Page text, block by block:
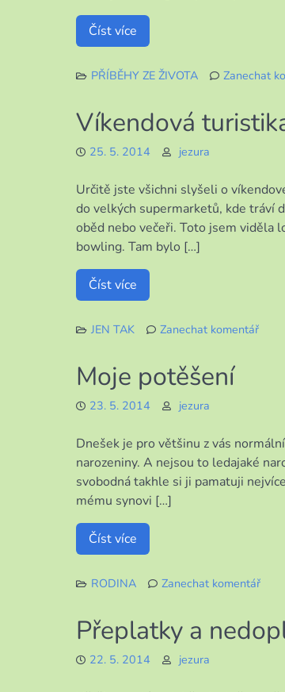
Číst více
PŘÍBĚHY ZE ŽIVOTA
Zanechat
Víkendová
25. 5. 2014 jezura
Určitě jste všichni slyšeli o
do velkých supermarketů, kde tráví
oběd nebo večeři. Toto jsem viděla
bowling. Tam bylo […]
Číst více
JEN TAK
Zanechat komentář
Moje potěšení
23. 5. 2014 jezura
Dnešek je pro většinu z vás
narozeniny. A nejsou to ledajaké
svobodná takhle si ji pamatuji
mému synovi […]
Číst více
RODINA
Zanechat komentář
Přeplatky a
22. 5. 2014 jezura